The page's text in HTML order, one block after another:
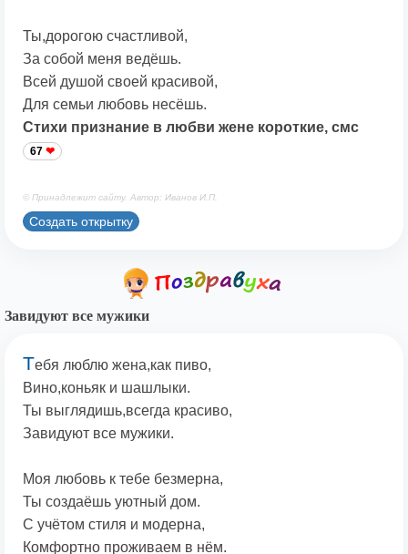
Ты,дорогою счастливой,
За собой меня ведёшь.
Всей душой своей красивой,
Для семьи любовь несёшь.
Стихи признание в любви жене короткие, смс
67
© Принадлежит сайту. Автор: Иванов И.П.
Создать открытку
Завидуют все мужики
Тебя люблю жена,как пиво,
Вино,коньяк и шашлыки.
Ты выглядишь,всегда красиво,
Завидуют все мужики.
Моя любовь к тебе безмерна,
Ты создаёшь уютный дом.
С учётом стиля и модерна,
Комфортно проживаем в нём.